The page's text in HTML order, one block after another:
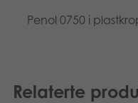
Arkiverte
Penol 0750 i
Relaterte